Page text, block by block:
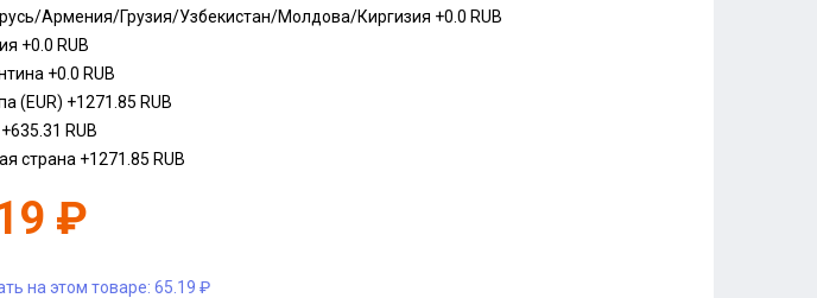
Армения/Грузия/Узбекистан/Молдова/Киргизия +0.0 RUB
+0.0 RUB
+0.0 RUB
(EUR) +1271.85 RUB
+635.31 RUB
страна +1271.85 RUB
₽
на этом товаре: 65.19 ₽